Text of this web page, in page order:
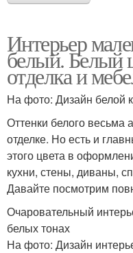
Интерьер
белый. Белый
отделка и
На фото: Дизайн белой
Оттенки белого весьма
отделке. Но есть и
этого цвета в
кухни, стены, диваны,
Давайте посмотрим
Очаровательный
белых тонах
На фото: Дизайн